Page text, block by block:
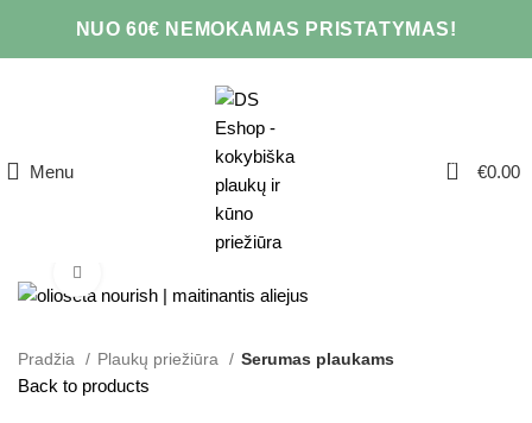
NUO 60€ NEMOKAMAS PRISTATYMAS!
Menu 0 €0.00
Pradžia Plaukų priežiūra Serumas plaukams
Back to products